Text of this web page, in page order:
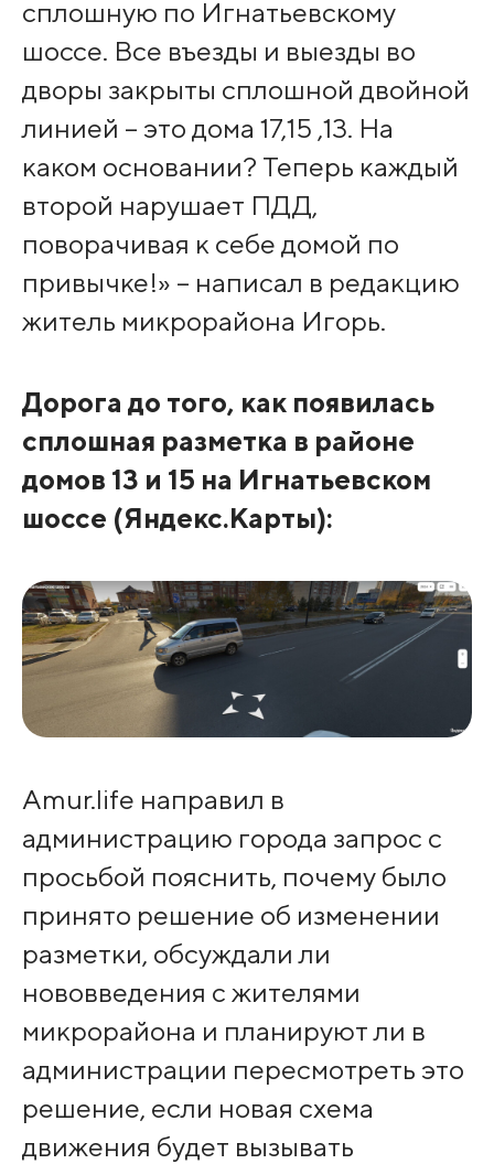
сплошную по Игнатьевскому
шоссе. Все въезды и выезды во
дворы закрыты сплошной двойной
линией – это дома 17,15 ,13. На
каком основании? Теперь каждый
второй нарушает ПДД,
поворачивая к себе домой по
привычке!» – написал в редакцию
житель микрорайона Игорь.
Дорога до того, как появилась
сплошная разметка в районе
домов 13 и 15 на Игнатьевском
шоссе (Яндекс.Карты):
Amur.life направил в
администрацию города запрос с
просьбой пояснить, почему было
принято решение об изменении
разметки, обсуждали ли
нововведения с жителями
микрорайона и планируют ли в
администрации пересмотреть это
решение, если новая схема
движения будет вызывать